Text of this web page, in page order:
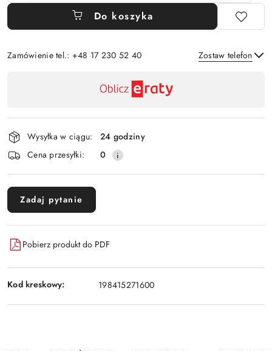
Do koszyka
Zamówienie tel.: +48 17 230 52 40 Zostaw telefon
płatność
i
dostawa
Wysyłka w ciągu:
24 godziny
Cena przesyłki:
0
Zadaj pytanie
Pobierz produkt do PDF
Kod kreskowy: 198415271600